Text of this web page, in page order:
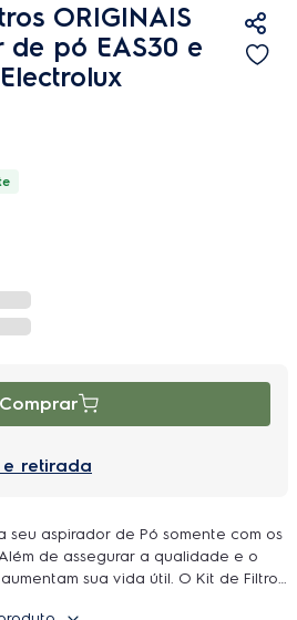
ORIGINAIS
pó EAS30 e
Comprar
retirada
seu aspirador de Pó somente com os
de assegurar a qualidade e o
sua vida útil. O Kit de Filtros